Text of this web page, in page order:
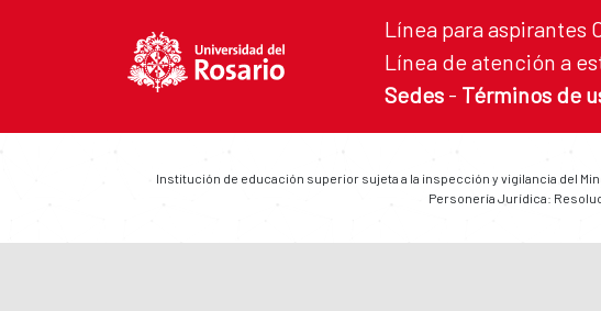
Línea para aspirantes
Línea de atención a
Sedes - Términos de
Institución de educación superior sujeta a la inspección y vigilancia del
Personería Jurídica: